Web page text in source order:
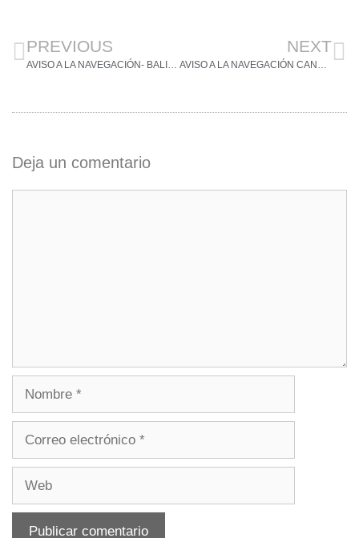
PREVIOUS
AVISO A LA NAVEGACIÓN- BALIZAMIENTO CANAL DE EL ESTACIO
NEXT
AVISO A LA NAVEGACIÓN CANAL DE EL ESTACIO
Deja un comentario